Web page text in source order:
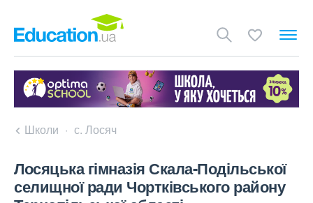
Школи с. Лосяч
Лосяцька гімназія Скала-Подільської
селищної ради Чортківського району